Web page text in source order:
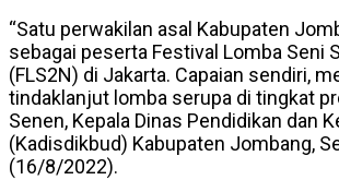
“Satu perwakilan asal Kabupaten
sebagai peserta Festival Lomba Seni
(FLS2N) di Jakarta. Capaian sendiri,
tindaklanjut lomba serupa di tingkat
Senen, Kepala Dinas Pendidikan dan
(Kadisdikbud) Kabupaten Jombang,
(16/8/2022).